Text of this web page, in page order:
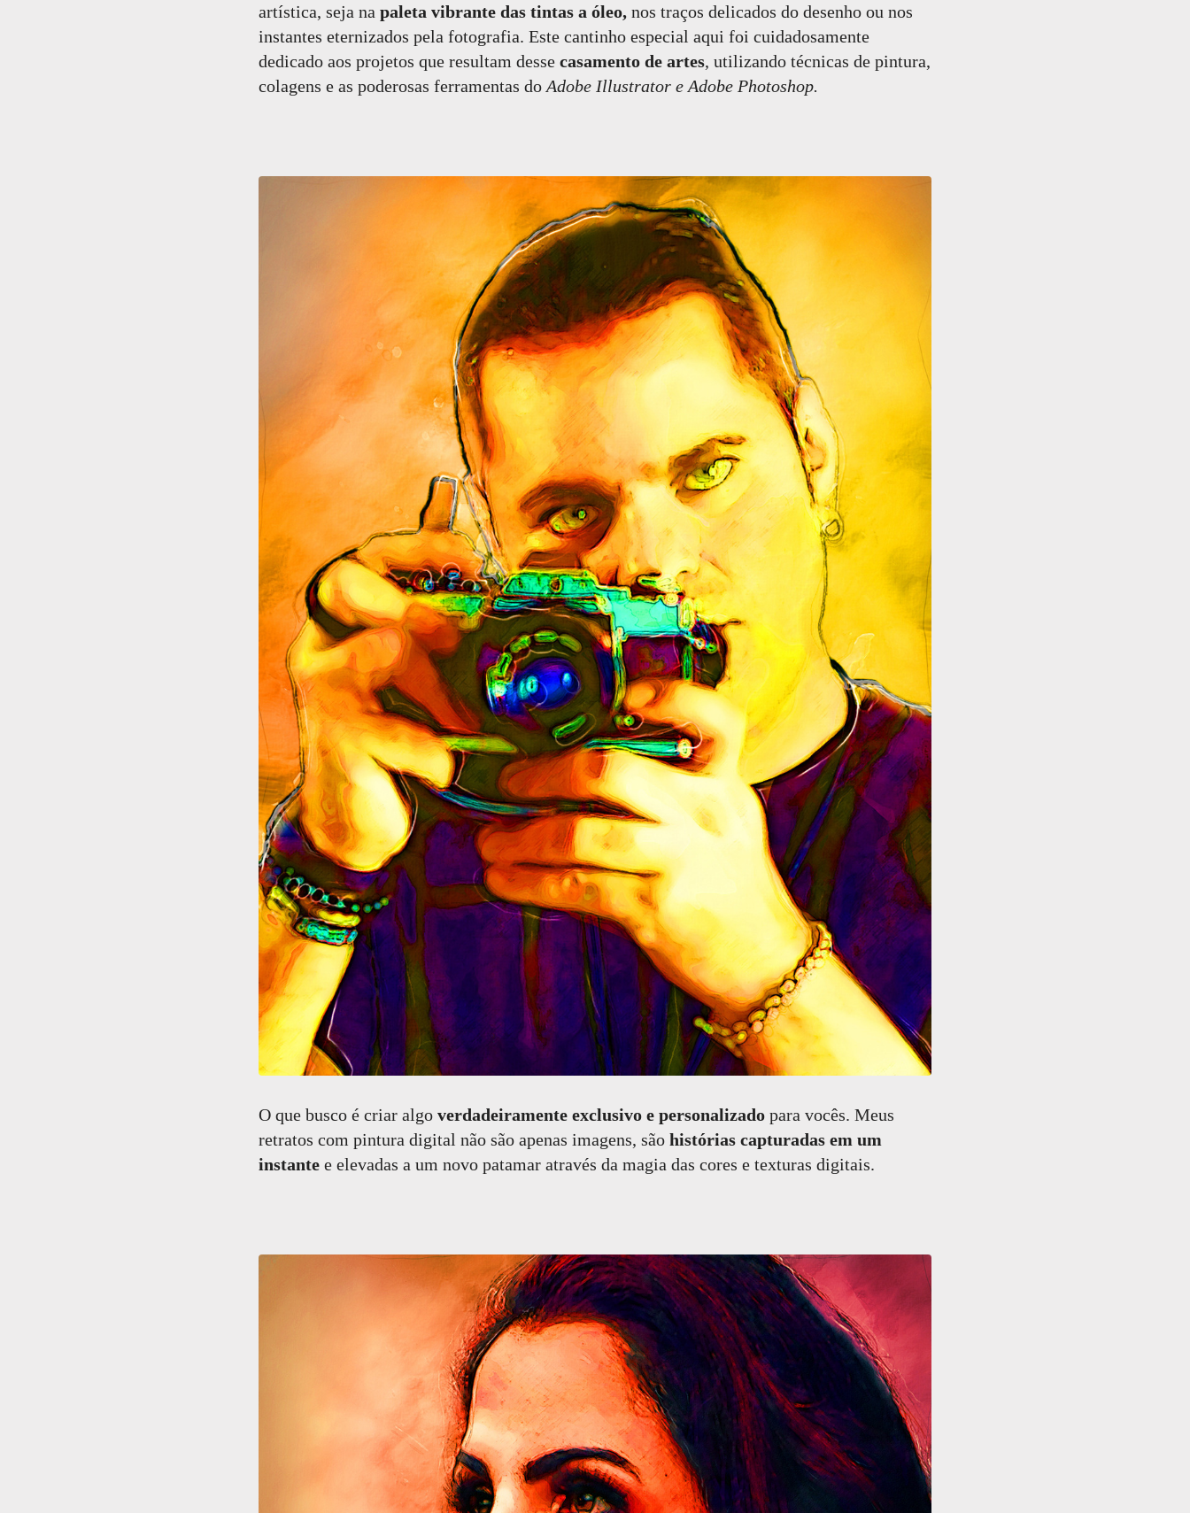
artística, seja na paleta vibrante das tintas a óleo, nos traços delicados do desenho ou nos
instantes eternizados pela fotografia. Este cantinho especial aqui foi cuidadosamente
dedicado aos projetos que resultam desse casamento de artes, utilizando técnicas de pintura,
colagens e as poderosas ferramentas do Adobe Illustrator e Adobe Photoshop.
O que busco é criar algo verdadeiramente exclusivo e personalizado para vocês. Meus
retratos com pintura digital não são apenas imagens, são histórias capturadas em um
instante e elevadas a um novo patamar através da magia das cores e texturas digitais.